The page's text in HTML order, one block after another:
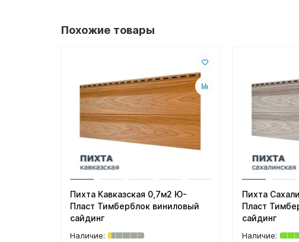
Похожие товары
Пихта Кавказская 0,7м2 Ю-
Пласт Тимберблок виниловый
сайдинг
Пихта
Пласт
сайдинг